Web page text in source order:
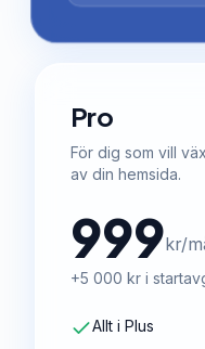
Pro
För dig som vill
av din hemsida.
999kr/
+5 000 kr i
Allt i Plus